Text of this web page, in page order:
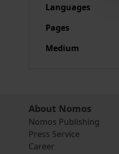
Languages
Pages
Medium
About Nomos
Nomos Publishing
Press Service
Career